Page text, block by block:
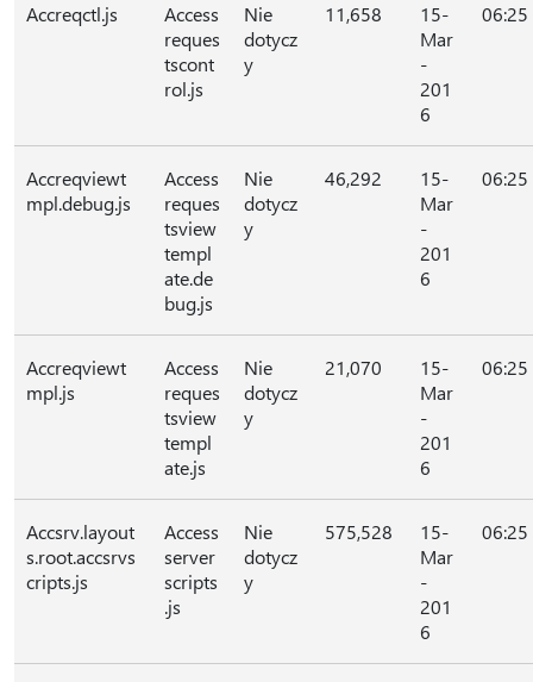
Accreqctl.js
Access
reques
tscont
rol.js
Nie
dotycz
y
11,658
15-
Mar
-
201
6
06:25
Accreqviewt
mpl.debug.js
Access
reques
tsview
templ
ate.de
bug.js
Nie
dotycz
y
46,292
15-
Mar
-
201
6
06:25
Accreqviewt
mpl.js
Access
reques
tsview
templ
ate.js
Nie
dotycz
y
21,070
15-
Mar
-
201
6
06:25
Accsrv.layout
s.root.accsrvs
cripts.js
Access
server
scripts
.js
Nie
dotycz
y
575,528
15-
Mar
-
201
6
06:25